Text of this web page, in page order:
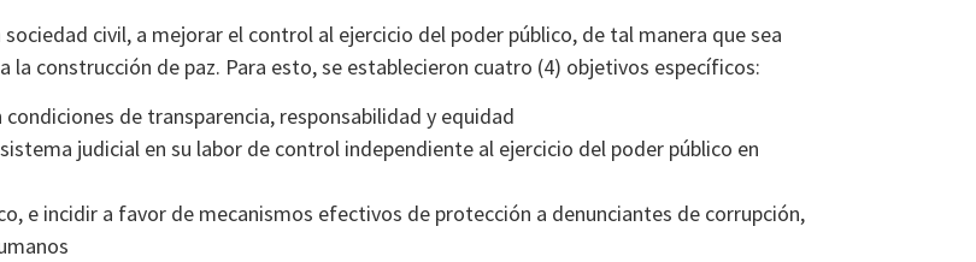
civil, a mejorar el control al ejercicio del poder público, de tal manera que sea
construcción de paz. Para esto, se establecieron cuatro (4) objetivos específicos:
de transparencia, responsabilidad y equidad
judicial en su labor de control independiente al ejercicio del poder público en
e incidir a favor de mecanismos efectivos de protección a denunciantes de corrupción,